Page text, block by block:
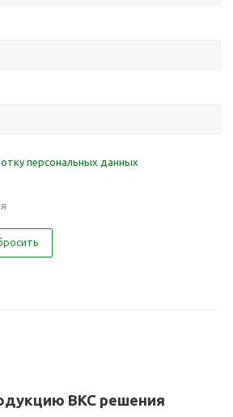
персональных данных
ВКС решения